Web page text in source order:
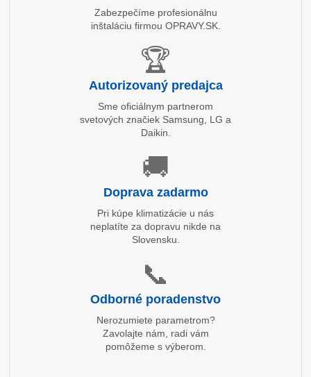
Zabezpečíme profesionálnu
inštaláciu firmou OPRAVY.SK.
🏆
Autorizovaný predajca
Sme oficiálnym partnerom
svetových značiek Samsung, LG a
Daikin.
🚚
Doprava zadarmo
Pri kúpe klimatizácie u nás
neplatíte za dopravu nikde na
Slovensku.
📞
Odborné poradenstvo
Nerozumiete parametrom?
Zavolajte nám, radi vám
pomôžeme s výberom.